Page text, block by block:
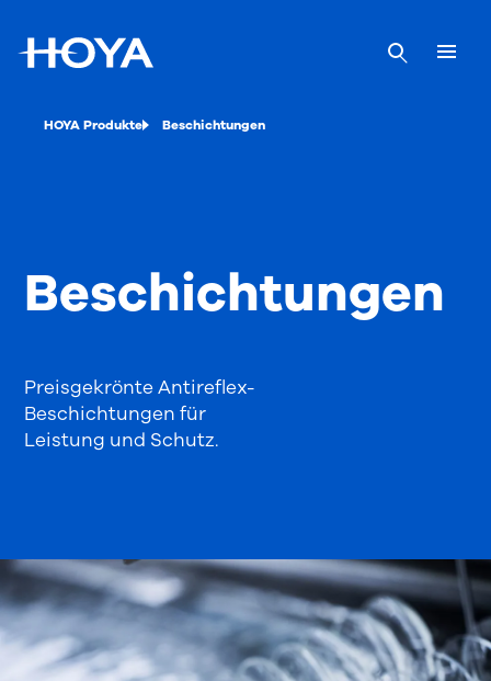
HOYA Produkte Beschichtungen
Preisgekrönte Antireflex-
Beschichtungen für
Leistung und Schutz.
Beschichtungen